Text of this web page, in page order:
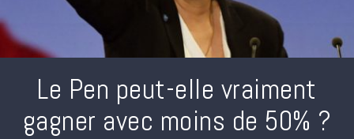
Le Pen peut-elle vraiment
gagner avec moins de 50% ?